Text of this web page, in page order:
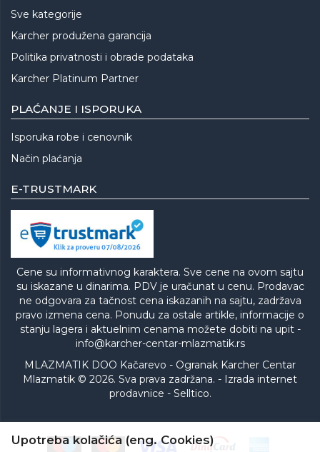
Sve kategorije
Karcher produžena garancija
Politika privatnosti i obrade podataka
Karcher Platinum Partner
PLAĆANJE I ISPORUKA
Isporuka robe i cenovnik
Način plaćanja
E-TRUSTMARK
Cene su informativnog karaktera. Sve cene na ovom sajtu
su iskazane u dinarima. PDV je uračunat u cenu. Prodavac
ne odgovara za tačnost cena iskazanih na sajtu, zadržava
pravo izmena cena. Ponudu za ostale artikle, informacije o
stanju lagera i aktuelnim cenama možete dobiti na upit -
info@karcher-centar-mlazmatik.rs
MLAZMATIK DOO Kačarevo - Ogranak Karcher Centar
Mlazmatik © 2026. Sva prava zadržana. - Izrada internet
prodavnice - Selltico.
Upotreba kolačića (eng. Cookies)